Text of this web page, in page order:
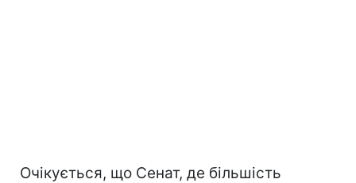
Очікується, що Сенат, де більшість